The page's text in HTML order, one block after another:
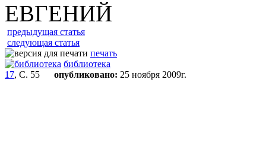
ЕВГЕНИЙ
предыдущая статья
следующая статья
печать
библиотека
17, С. 55 опубликовано: 25 ноября 2009г.